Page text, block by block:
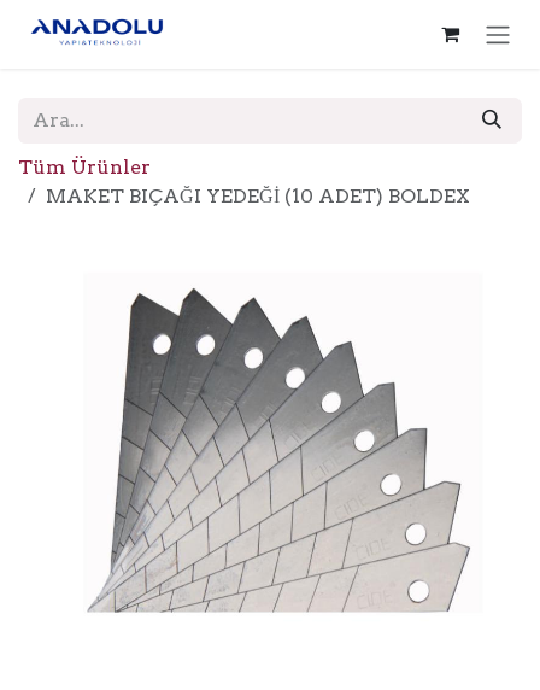
Tüm Ürünler
MAKET BIÇAĞI YEDEĞİ (10 ADET) BOLDEX